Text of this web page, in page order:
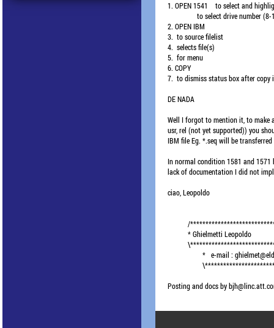
1. OPEN 1541
to select and
to select drive number (8-
2. OPEN IBM
3. to source filelist
4. selects file(s)
5. for menu
6. COPY
7. to dismiss status box after copy
DE NADA
Well I forgot to mention it, to make
usr, rel (not yet supported)) you
IBM file Eg. *.seq will be
In normal condition 1581 and 1571
lack of documentation I did not
ciao, Leopoldo
/
* Ghielmetti Leopoldo
*   e-mail :